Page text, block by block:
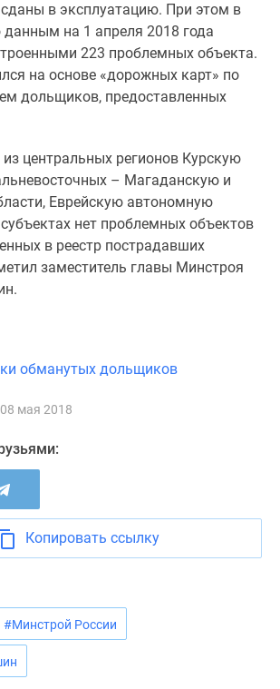
сданы в эксплуатацию. При этом в
данным на 1 апреля 2018 года
223 проблемных объекта.
на основе «дорожных карт» по
дольщиков, предоставленных
центральных регионов Курскую
– Магаданскую и
Еврейскую автономную
нет проблемных объектов
в реестр пострадавших
заместитель главы Минстроя
обманутых дольщиков
мая 2018
Копировать ссылку
#Минстрой России